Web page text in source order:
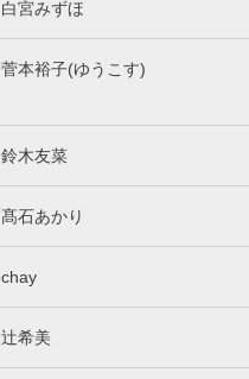
白宮みずほ
菅本裕子(ゆうこす)
鈴木友菜
髙石あかり
chay
辻希美